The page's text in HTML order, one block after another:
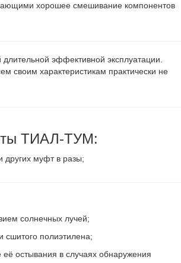
хорошее смешивание компонентов
эффективной эксплуатации.
своим характеристикам практически не
ТИАЛ-ТУМ:
других муфт в разы;
солнечных лучей;
сшитого полиэтилена;
остывания в случаях обнаружения